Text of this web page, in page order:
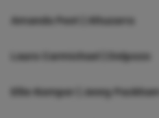
Amanda Peet | Altuzarra
Laura Carmichael | Delpozo
Ellie Kemper | Jenny Packham